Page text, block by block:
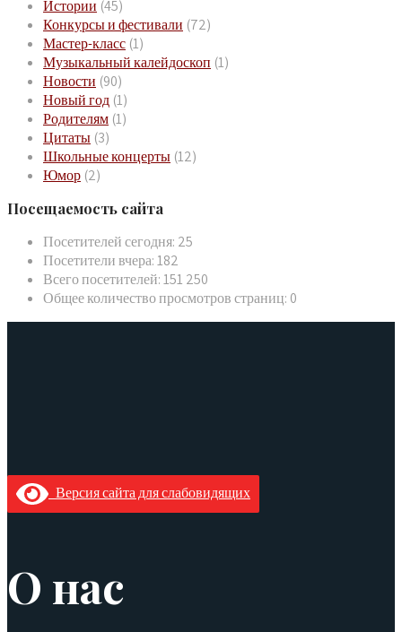
Истории (45)
Конкурсы и фестивали (72)
Мастер-класс (1)
Музыкальный калейдоскоп (1)
Новости (90)
Новый год (1)
Родителям (1)
Цитаты (3)
Школьные концерты (12)
Юмор (2)
Посещаемость сайта
Посетителей сегодня: 25
Посетители вчера:182
Всего посетителей:151 250
Общее количество просмотров страниц: 0
Версия сайта для слабовидящих
О нас